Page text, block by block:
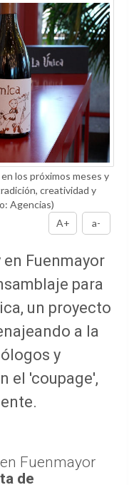
los próximos meses y
creatividad y
Agencias)
A+
a-
en Fuenmayor
para
un proyecto
a la
y
el 'coupage',
Fuenmayor
de